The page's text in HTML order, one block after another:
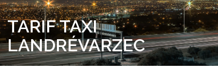
TARIF TAXI
LANDRÉVARZEC